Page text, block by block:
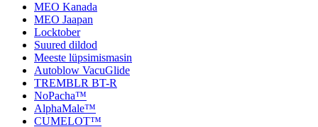
MEO Kanada
MEO Jaapan
Locktober
Suured dildod
Meeste lüpsimismasin
Autoblow VacuGlide
TREMBLR BT-R
NoPacha™
AlphaMale™
CUMELOT™